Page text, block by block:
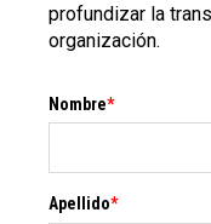
profundizar la
organización.
Nombre*
Apellido*